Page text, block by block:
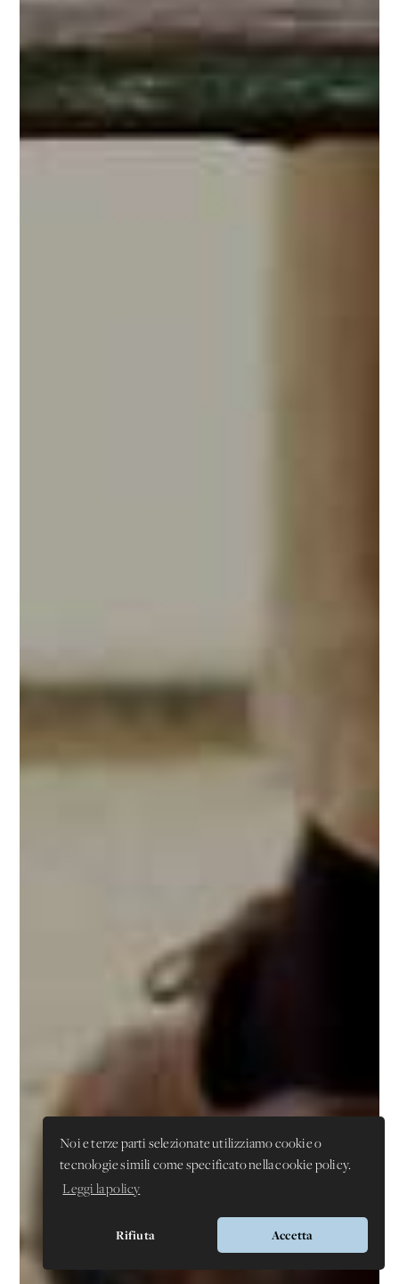
Noi e terze parti selezionate utilizziamo cookie o
tecnologie simili come specificato nella cookie policy.
Leggi la policy
Rifiuta Accetta